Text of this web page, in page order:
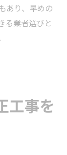
あり、早めの
る業者選びと
工事を